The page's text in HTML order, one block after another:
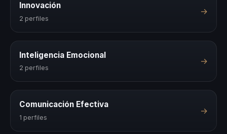
Innovación
2 perfiles
→
Inteligencia Emocional
2 perfiles
→
Comunicación Efectiva
1 perfiles
→